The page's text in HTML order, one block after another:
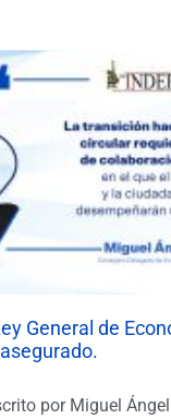
General de
por Miguel